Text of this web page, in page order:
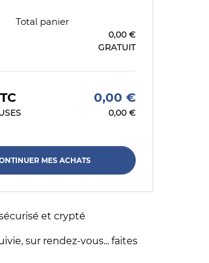
Total panier
0,00 €
GRATUIT
0,00 €
0,00 €
MES ACHATS
et crypté
sur rendez-vous... faites